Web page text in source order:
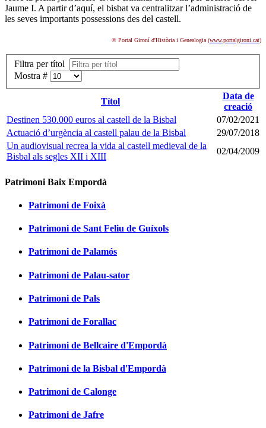
Jaume I. A partir d’aquí, el bisbat va centralitzar l’administració de
les seves importants possessions des del castell.
© Portal Gironí d'Història i Genealogia (www.portalgironi.cat)
Filtra per títol
Mostra #
Títol
Data de
creació
Destinen 530.000 euros al castell de la Bisbal
07/02/2021
Actuació d’urgència al castell palau de la Bisbal
29/07/2018
Un audiovisual recrea la vida al castell medieval de la
Bisbal als segles XII i XIII
02/04/2009
Patrimoni Baix Empordà
Patrimoni de Foixà
Patrimoni de Sant Feliu de Guíxols
Patrimoni de Palamós
Patrimoni de Palau-sator
Patrimoni de Pals
Patrimoni de Forallac
Patrimoni de Bellcaire d'Empordà
Patrimoni de la Bisbal d'Empordà
Patrimoni de Calonge
Patrimoni de Jafre